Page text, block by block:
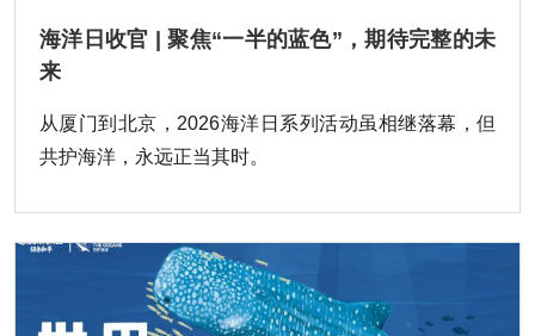
海洋日收官 | 聚焦“一半的蓝色”，期待完整的未
来
从厦门到北京，2026海洋日系列活动虽相继落幕，但
共护海洋，永远正当其时。